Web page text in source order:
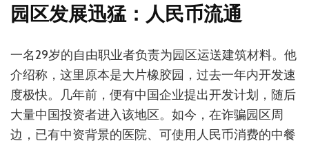
园区发展迅猛：人民币流通
一名29岁的自由职业者负责为园区运送建筑材料。他
介绍称，这里原本是大片橡胶园，过去一年内开发速
度极快。几年前，便有中国企业提出开发计划，随后
大量中国投资者进入该地区。如今，在诈骗园区周
边，已有中资背景的医院、可使用人民币消费的中餐